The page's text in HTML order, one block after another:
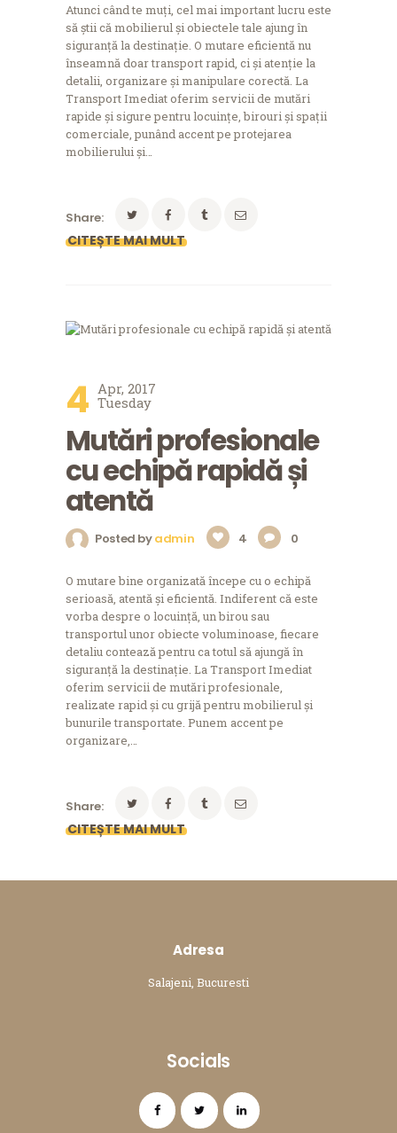
Atunci când te muți, cel mai important lucru este
să știi că mobilierul și obiectele tale ajung în
siguranță la destinație. O mutare eficientă nu
înseamnă doar transport rapid, ci și atenție la
detalii, organizare și manipulare corectă. La
Transport Imediat oferim servicii de mutări
rapide și sigure pentru locuințe, birouri și spații
comerciale, punând accent pe protejarea
mobilierului și…
Share:
4 Apr, 2017
Tuesday
Mutări profesionale
cu echipă rapidă și
atentă
Posted byadmin 4 0
O mutare bine organizată începe cu o echipă
serioasă, atentă și eficientă. Indiferent că este
vorba despre o locuință, un birou sau
transportul unor obiecte voluminoase, fiecare
detaliu contează pentru ca totul să ajungă în
siguranță la destinație. La Transport Imediat
oferim servicii de mutări profesionale,
realizate rapid și cu grijă pentru mobilierul și
bunurile transportate. Punem accent pe
organizare,…
Share:
Adresa
Salajeni, Bucuresti
Socials